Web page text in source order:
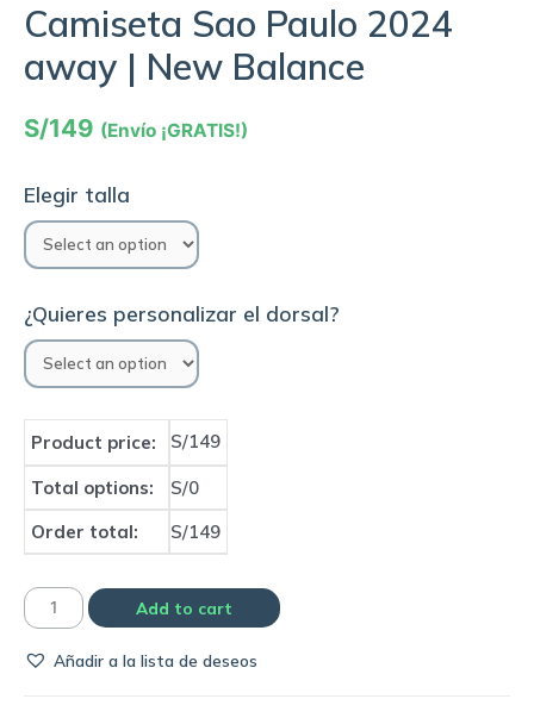
Camiseta Sao Paulo 2024
away | New Balance
S/149 (Envío ¡GRATIS!)
Elegir talla
¿Quieres personalizar el dorsal?
Product price: S/149
Total options:
S/0
Order total:
S/149
Camiseta
Paulo
Add to cart
Añadir a la lista de deseos